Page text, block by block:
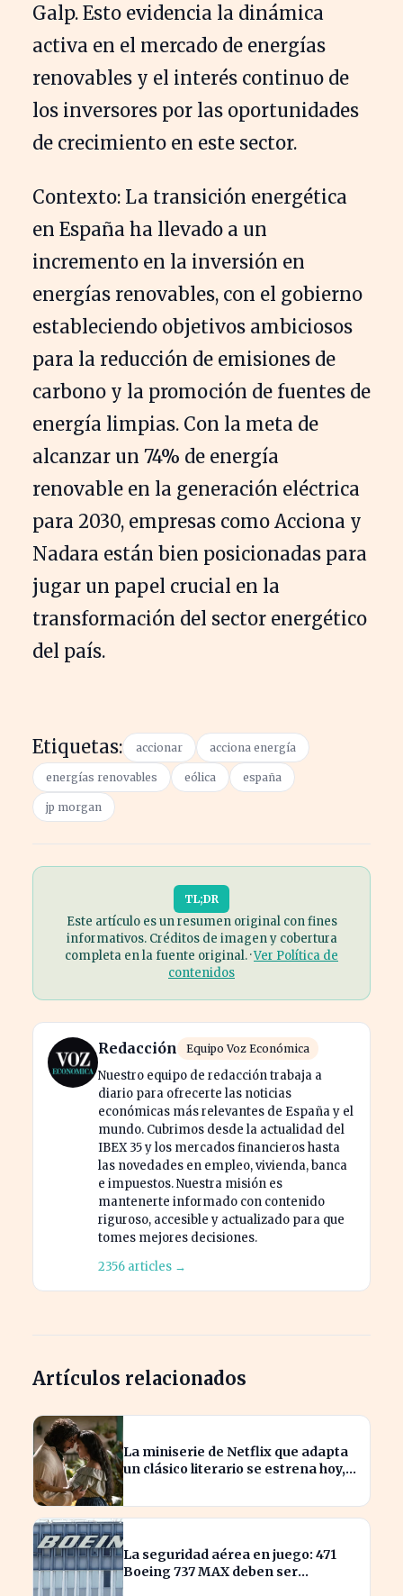
Galp. Esto evidencia la dinámica
activa en el mercado de energías
renovables y el interés continuo de
los inversores por las oportunidades
de crecimiento en este sector.
Contexto: La transición energética
en España ha llevado a un
incremento en la inversión en
energías renovables, con el gobierno
estableciendo objetivos ambiciosos
para la reducción de emisiones de
carbono y la promoción de fuentes de
energía limpias. Con la meta de
alcanzar un 74% de energía
renovable en la generación eléctrica
para 2030, empresas como Acciona y
Nadara están bien posicionadas para
jugar un papel crucial en la
transformación del sector energético
del país.
Etiquetas: accionar acciona energía
energías renovables eólica españa
jp morgan
TL;DR
Este artículo es un resumen original con fines
informativos. Créditos de imagen y cobertura
completa en la fuente original. ·Ver Política de
contenidos
Redacción Equipo Voz Económica
Nuestro equipo de redacción trabaja a
diario para ofrecerte las noticias
económicas más relevantes de España y el
mundo. Cubrimos desde la actualidad del
IBEX 35 y los mercados financieros hasta
las novedades en empleo, vivienda, banca
e impuestos. Nuestra misión es
mantenerte informado con contenido
riguroso, accesible y actualizado para que
tomes mejores decisiones.
2356 articles →
Artículos relacionados
La miniserie de Netflix que adapta
un clásico literario se estrena hoy,
La seguridad aérea en juego: 471
Boeing 737 MAX deben ser